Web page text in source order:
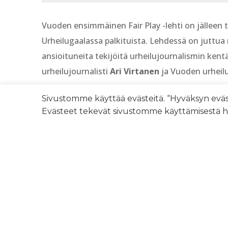
Vuoden ensimmäinen Fair Play -lehti on
Urheilugaalassa palkituista. Lehdessä on
ansioituneita tekijöitä urheilujournalismin
urheilujournalisti Ari Virtanen ja Vuoden
Paikallislehtikierroksella tutustutaan tällä
Kotuksen kanssa sekä useita kirja-arvioita.
Sivustomme käyttää evästeitä. “Hyväksyn
Evästeet tekevät sivustomme käyttämisestä